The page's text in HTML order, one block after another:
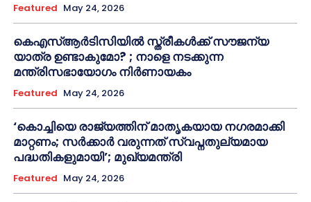
Featured May 24, 2026
കെഎസ്ആർടിസിയിൽ സ്ത്രീകൾക്ക് സൗജന്യ
യാത്ര ഉണ്ടാകുമോ? ; നാളെ നടക്കുന്ന
മന്ത്രിസഭായോഗം നിർണായകം
Featured May 24, 2026
‘കൊച്ചിയെ രാജ്യത്തിന് മാതൃകയായ നഗരമാക്കി
മാറ്റണം; സർക്കാർ വരുന്നത് സ്വപ്നതുല്യമായ
പദ്ധതികളുമായി’; മുഖ്യമന്ത്രി
Featured May 24, 2026